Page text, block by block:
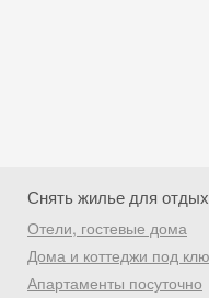
Снять жилье для
Отели, гостевые дома
Дома и коттеджи под
Апартаменты посуточно